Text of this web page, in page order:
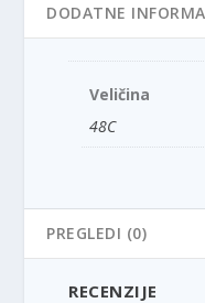
DODATNE
Veličina
48C
PREGLEDI (0)
RECENZIJE